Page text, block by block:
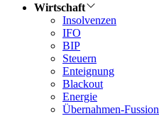
Wirtschaft
Insolvenzen
IFO
BIP
Steuern
Enteignung
Blackout
Energie
Übernahmen-Fussion